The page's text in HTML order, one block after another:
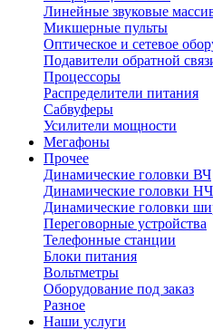
Линейные звуковые
Микшерные пульты
Оптическое и сетевое
Подавители обратной
Процессоры
Распределители питания
Сабвуферы
Усилители мощности
Мегафоны
Прочее
Динамические головки ВЧ
Динамические головки НЧ
Динамические головки
Переговорные устройства
Телефонные станции
Блоки питания
Вольтметры
Оборудование под заказ
Разное
Наши услуги